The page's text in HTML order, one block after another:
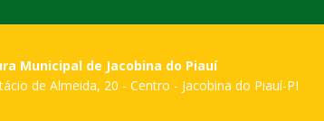
Municipal de Jacobina do Piauí
de Almeida, 20 - Centro - Jacobina do Piauí-PI